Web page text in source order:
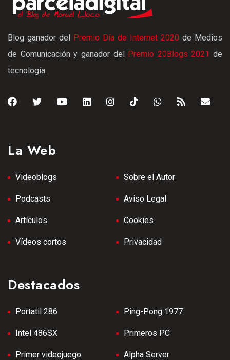
Blog ganador del Premio Día de Internet 2020 de Medios
de Comunicación y ganador del Premio 20Blogs 2021 de
tecnología.
La Web
Videoblogs Sobre el Autor
Podcasts Aviso Legal
Artículos Cookies
Vídeos cortos Privacidad
Destacados
Portatil 286 Ping-Pong 1977
Intel 486SX Primeros PC
Primer videojuego Alpha Server